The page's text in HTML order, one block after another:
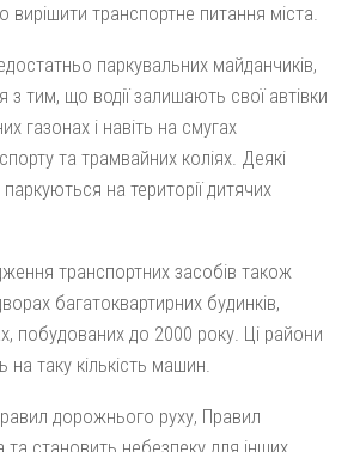
транспортне питання міста.
паркувальних майданчиків,
з тим, що водії залишають свої автівки
газонах і навіть на смугах
та трамвайних коліях. Деякі
на території дитячих
транспортних засобів також
багатоквартирних будинків,
побудованих до 2000 року. Ці райони
таку кількість машин.
дорожнього руху, Правил
становить небезпеку для інших